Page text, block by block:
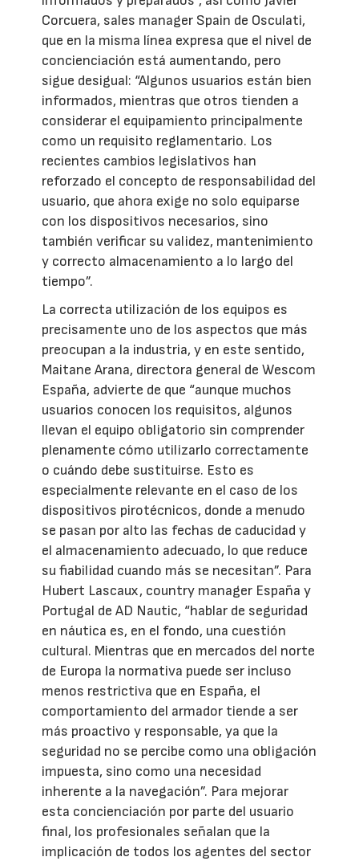
Corcuera, sales manager Spain de Osculati,
que en la misma línea expresa que el nivel de
concienciación está aumentando, pero
sigue desigual: “Algunos usuarios están bien
informados, mientras que otros tienden a
considerar el equipamiento principalmente
como un requisito reglamentario. Los
recientes cambios legislativos han
reforzado el concepto de responsabilidad del
usuario, que ahora exige no solo equiparse
con los dispositivos necesarios, sino
también verificar su validez, mantenimiento
y correcto almacenamiento a lo largo del
tiempo”.
La correcta utilización de los equipos es
precisamente uno de los aspectos que más
preocupan a la industria, y en este sentido,
Maitane Arana, directora general de Wescom
España, advierte de que “aunque muchos
usuarios conocen los requisitos, algunos
llevan el equipo obligatorio sin comprender
plenamente cómo utilizarlo correctamente
o cuándo debe sustituirse. Esto es
especialmente relevante en el caso de los
dispositivos pirotécnicos, donde a menudo
se pasan por alto las fechas de caducidad y
el almacenamiento adecuado, lo que reduce
su fiabilidad cuando más se necesitan”. Para
Hubert Lascaux, country manager España y
Portugal de AD Nautic, “hablar de seguridad
en náutica es, en el fondo, una cuestión
cultural. Mientras que en mercados del norte
de Europa la normativa puede ser incluso
menos restrictiva que en España, el
comportamiento del armador tiende a ser
más proactivo y responsable, ya que la
seguridad no se percibe como una obligación
impuesta, sino como una necesidad
inherente a la navegación”. Para mejorar
esta concienciación por parte del usuario
final, los profesionales señalan que la
implicación de todos los agentes del sector